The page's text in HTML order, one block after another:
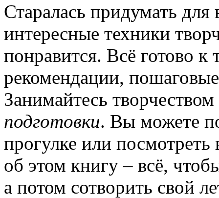
Старалась придумать
интересные техники
понравится. Всё готово к
рекомендации,
Занимайтесь
подготовки. Вы можете
прогулке или посмотреть
об этом книгу – всё,
а потом сотворить свой